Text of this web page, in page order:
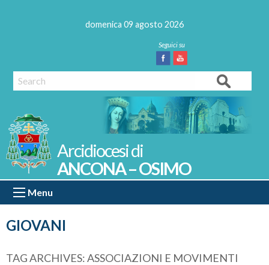
domenica 09 agosto 2026
Facebook
Youtube
Search
GIOVANI
ANCONA – OSIMO
Menu
TAG ARCHIVES:ASSOCIAZIONI E MOVIMENTI